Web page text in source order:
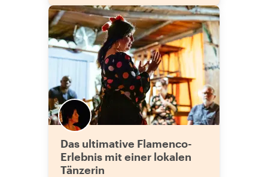
Das ultimative Flamenco-
Erlebnis mit einer lokalen
Tänzerin